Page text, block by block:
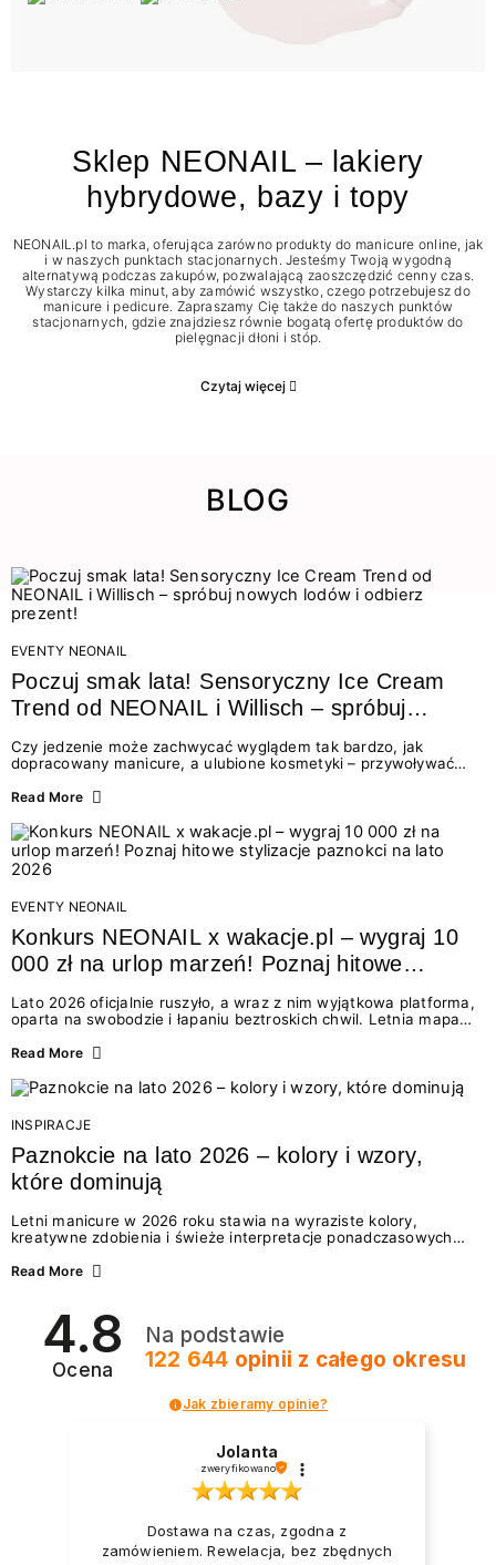
Sklep NEONAIL – lakiery
hybrydowe, bazy i topy
NEONAIL.pl to marka, oferująca zarówno produkty do manicure online, jak
i w naszych punktach stacjonarnych. Jesteśmy Twoją wygodną
alternatywą podczas zakupów, pozwalającą zaoszczędzić cenny czas.
Wystarczy kilka minut, aby zamówić wszystko, czego potrzebujesz do
manicure i pedicure. Zapraszamy Cię także do naszych punktów
stacjonarnych, gdzie znajdziesz równie bogatą ofertę produktów do
pielęgnacji dłoni i stóp.
Czytaj więcej
BLOG
EVENTY NEONAIL
Poczuj smak lata! Sensoryczny Ice Cream
Trend od NEONAIL i Willisch – spróbuj
nowych lodów i odbierz prezent!
Czy jedzenie może zachwycać wyglądem tak bardzo, jak
dopracowany manicure, a ulubione kosmetyki – przywoływać
świata beauty i oszałamiających deserów to coś więcej niż
zmysłami: przez soczysty kolor, aksamitną teksturę,
orzeźwiający zapach i słodki akcent na podniebieniu. Tego lata
NEONAIL łączy siły z marką Willisch, tworząc unikalny projekt
na styku jedzenia i piękna....
Read More
EVENTY NEONAIL
Konkurs NEONAIL x wakacje.pl – wygraj 10
000 zł na urlop marzeń! Poznaj hitowe
Lato 2026 oficjalnie ruszyło, a wraz z nim wyjątkowa platforma,
oparta na swobodzie i łapaniu beztroskich chwil. Letnia mapa
doświadczenia wakacji – od spontanicznych wyjazdów, przez
Motywem przewodnim jest eksplorowanie i kolekcjonowanie
letnich momentów. Z tej okazji przygotowaliśmy coś absolutnie
wyjątkowego: wielki konkurs z wakacje.pl oraz dawkę
najgorętszych trendów w...
Read More
INSPIRACJE
Paznokcie na lato 2026 – kolory i wzory,
które dominują
Letni manicure w 2026 roku stawia na wyraziste kolory,
kreatywne zdobienia i świeże interpretacje ponadczasowych
zarówno energetycznych odcieni inspirowanych wakacjami, jak
2026? Znajdź inspirację dla swojego manicure!
Read More
4.8
Ocena
Na podstawie
122 644 opinii z całego okresu
Jak zbieramy opinie?
Jolanta
zweryfikowano
Dostawa na czas, zgodna z
zamówieniem. Rewelacja, bez zbędnych